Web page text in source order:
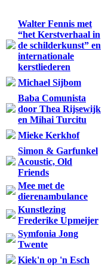
Walter Fennis met
“het Kerstverhaal in
de schilderkunst” en
internationale
kerstliederen
Michael Sijbom
Baba Comunista
door Thea Rijsewijk
en Mihai Turcitu
Mieke Kerkhof
Simon & Garfunkel
Acoustic, Old
Friends
Mee met de
dierenambulance
Kunstlezing
Frederike Upmeijer
Symfonia Jong
Twente
Kiek'n op 'n Esch